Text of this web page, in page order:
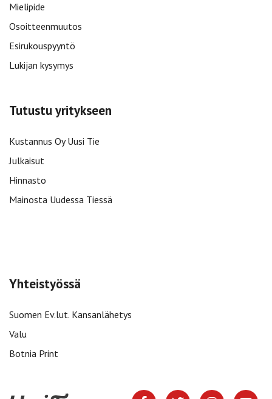
Mielipide
Osoitteenmuutos
Esirukouspyyntö
Lukijan kysymys
Tutustu yritykseen
Kustannus Oy Uusi Tie
Julkaisut
Hinnasto
Mainosta Uudessa Tiessä
Yhteistyössä
Suomen Ev.lut. Kansanlähetys
Valu
Botnia Print